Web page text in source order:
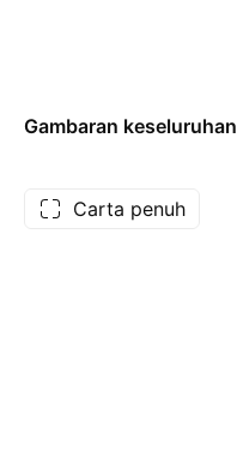
Gambaran keseluruhan
Carta penuh